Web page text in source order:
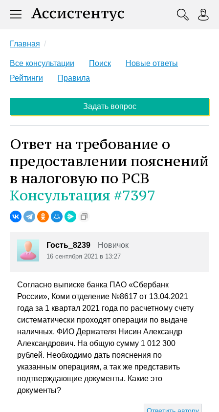
Главная
Все консультации Поиск
Новые ответы
Рейтинги
Правила
Задать вопрос
Ответ на требование о
предоставлении пояснений
в налоговую по РСВ
Консультация #7397
Гость_8239 Новичок
16 сентября 2021 в 13:27
Согласно выписке банка ПАО «Сбербанк
России», Коми отделение №8617 от 13.04.2021
года за 1 квартал 2021 года по расчетному счету
систематически проходят операции по выдаче
наличных. ФИО Держателя Нисин Александр
Александрович. На общую сумму 1 012 300
рублей. Необходимо дать пояснения по
указанным операциям, а так же представить
подтверждающие документы. Какие это
документы?